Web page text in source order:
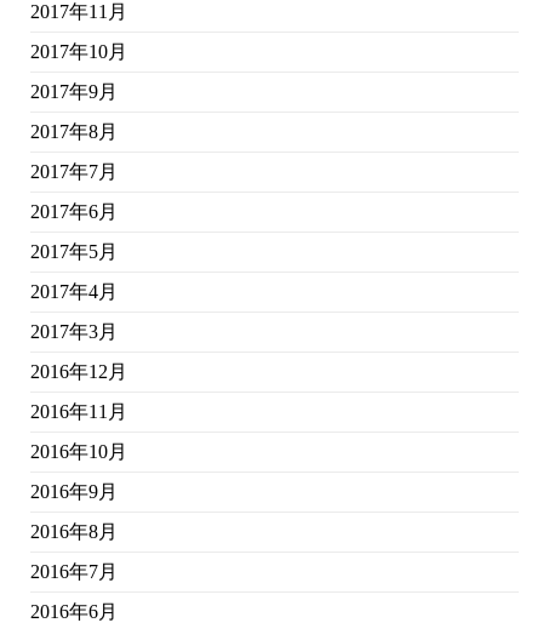
2017年11月
2017年10月
2017年9月
2017年8月
2017年7月
2017年6月
2017年5月
2017年4月
2017年3月
2016年12月
2016年11月
2016年10月
2016年9月
2016年8月
2016年7月
2016年6月